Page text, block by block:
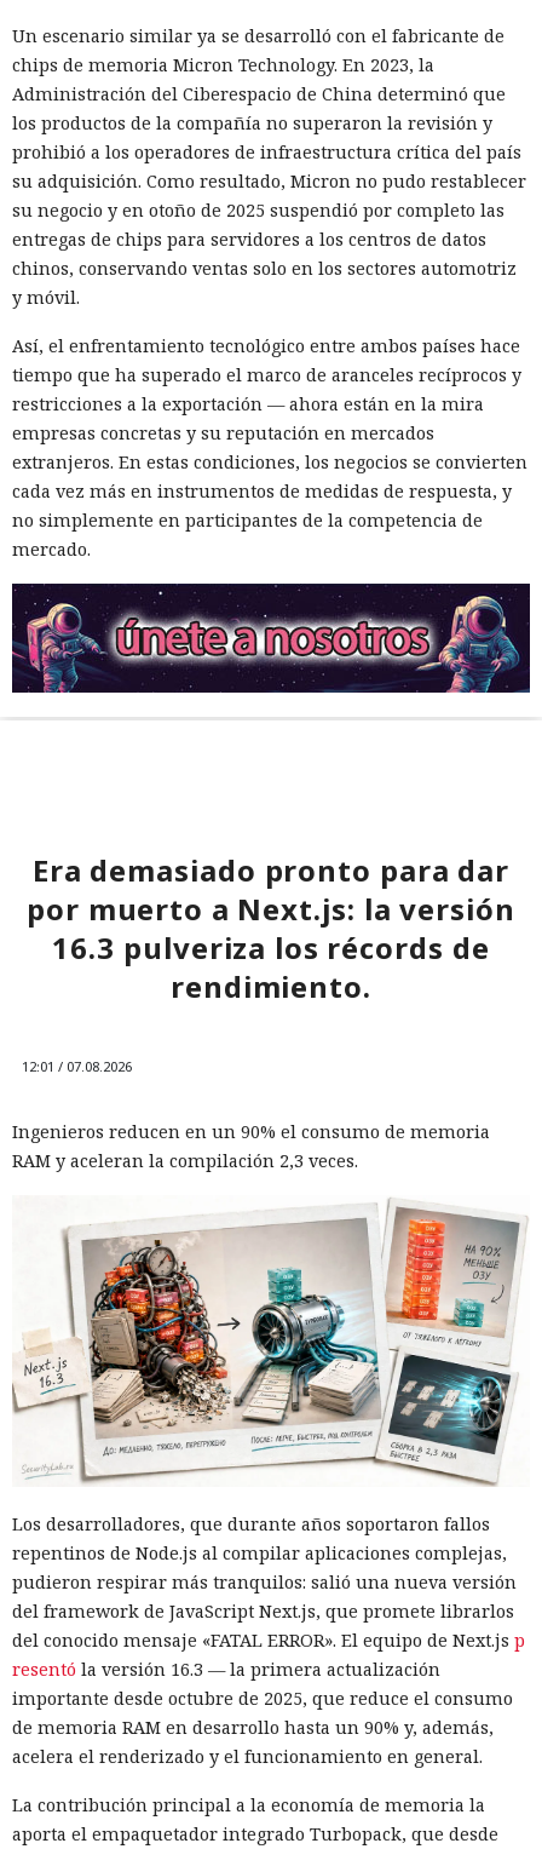
Un escenario similar ya se desarrolló con el fabricante de
chips de memoria Micron Technology. En 2023, la
Administración del Ciberespacio de China determinó que
los productos de la compañía no superaron la revisión y
prohibió a los operadores de infraestructura crítica del país
su adquisición. Como resultado, Micron no pudo restablecer
su negocio y en otoño de 2025 suspendió por completo las
entregas de chips para servidores a los centros de datos
chinos, conservando ventas solo en los sectores automotriz
y móvil.
Así, el enfrentamiento tecnológico entre ambos países hace
tiempo que ha superado el marco de aranceles recíprocos y
restricciones a la exportación — ahora están en la mira
empresas concretas y su reputación en mercados
extranjeros. En estas condiciones, los negocios se convierten
cada vez más en instrumentos de medidas de respuesta, y
no simplemente en participantes de la competencia de
mercado.
Era demasiado pronto para dar
por muerto a Next.js: la versión
16.3 pulveriza los récords de
rendimiento.
12:01 / 07.08.2026
Ingenieros reducen en un 90% el consumo de memoria
RAM y aceleran la compilación 2,3 veces.
Los desarrolladores, que durante años soportaron fallos
repentinos de Node.js al compilar aplicaciones complejas,
pudieron respirar más tranquilos: salió una nueva versión
del framework de JavaScript Next.js, que promete librarlos
del conocido mensaje «FATAL ERROR». El equipo de Next.js p
resentó la versión 16.3 — la primera actualización
importante desde octubre de 2025, que reduce el consumo
de memoria RAM en desarrollo hasta un 90% y, además,
acelera el renderizado y el funcionamiento en general.
La contribución principal a la economía de memoria la
aporta el empaquetador integrado Turbopack, que desde